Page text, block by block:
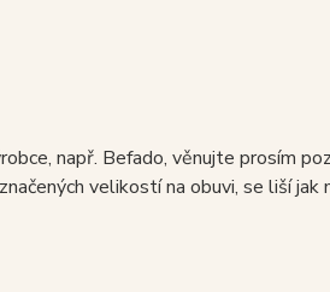
např. Befado, věnujte prosím
velikostí na obuvi, se liší